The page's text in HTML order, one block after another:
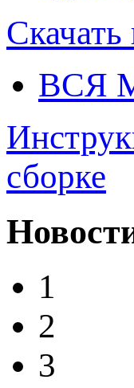
Скачать
ВСЯ
сборке
1
2
3